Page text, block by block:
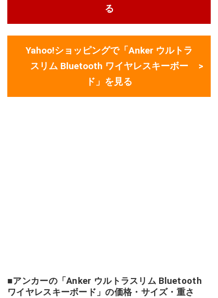
る
Yahoo!ショッピングで「Anker ウルトラ
スリム Bluetooth ワイヤレスキーボー
ド」を見る
■アンカーの「Anker ウルトラスリム Bluetooth
ワイヤレスキーボード」の価格・サイズ・重さ